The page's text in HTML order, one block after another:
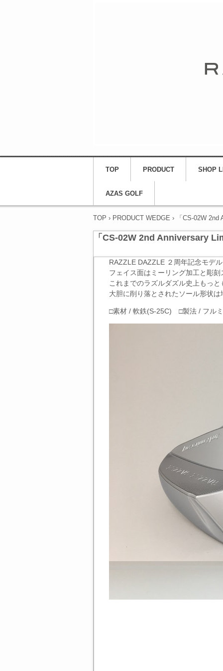
TOP PRODUCT SHOP
AZAS GOLF
TOP › PRODUCT WEDGE › 「CS-02W 2nd
「CS-02W 2nd Anniversary
RAZZLE DAZZLE ２周年記念モデ
フェイス面はミーリング加工と彫刻
これまでのラズルダズル史上もっ
大胆に削り落とされたソール形状
□素材 / 軟鉄(S-25C) □製法 / フル